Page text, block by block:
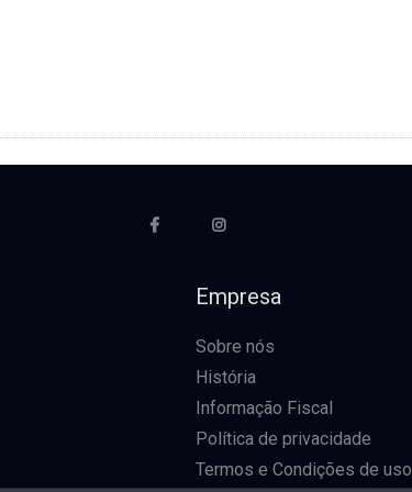
Empresa
Sobre nós
História
Informação Fiscal
Política de privacidade
Termos e Condições de uso